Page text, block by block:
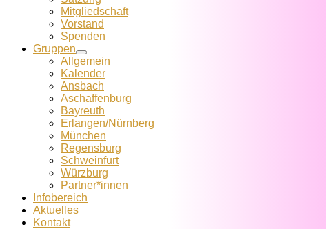
Mitglied­schaft
Vorstand
Spenden
Gruppen
Allgemein
Kalender
Ansbach
Aschaffenburg
Bayreuth
Erlangen/Nürnberg
München
Regensburg
Schweinfurt
Würzburg
Partner*innen
Infobereich
Aktuelles
Kontakt